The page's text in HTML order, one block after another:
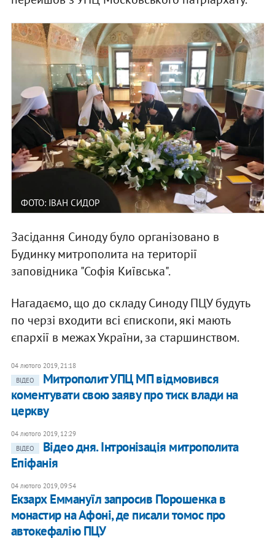
ФОТО: ІВАН СИДОР
Засідання Синоду було організовано в
Будинку митрополита на території
заповідника "Софія Київська".
Нагадаємо, що до складу Синоду ПЦУ будуть
по черзі входити всі єпископи, які мають
єпархії в межах України, за старшинством.
04 лютого 2019, 21:18
ВІДЕО
Митрополит УПЦ МП відмовився
коментувати свою заяву про тиск влади на
церкву
04 лютого 2019, 12:29
ВІДЕО
Відео дня. Інтронізація митрополита
Епіфанія
04 лютого 2019, 09:54
Екзарх Еммануїл запросив Порошенка в
монастир на Афоні, де писали томос про
автокефалію ПЦУ